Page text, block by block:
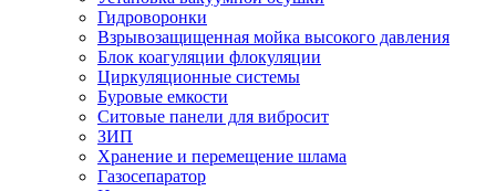
Гидроворонки
Взрывозащищенная мойка высокого давления
Блок коагуляции флокуляции
Циркуляционные системы
Буровые емкости
Ситовые панели для вибросит
ЗИП
Хранение и перемещение шлама
Газосепаратор